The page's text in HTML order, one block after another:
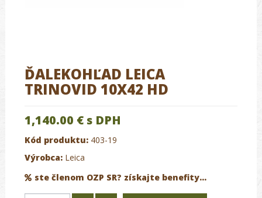
ĎALEKOHĽAD LEICA
TRINOVID 10X42 HD
1,140.00 € s DPH
Kód produktu: 403-19
Výrobca: Leica
ste členom OZP SR? získajte benefity...